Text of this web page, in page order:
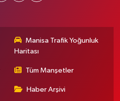
Manisa Trafik Yoğunluk
Haritası
Tüm Manşetler
Haber Arşivi